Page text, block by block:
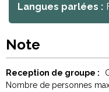
Langues parlées :
Note
Reception de groupe :
Nombre de personnes